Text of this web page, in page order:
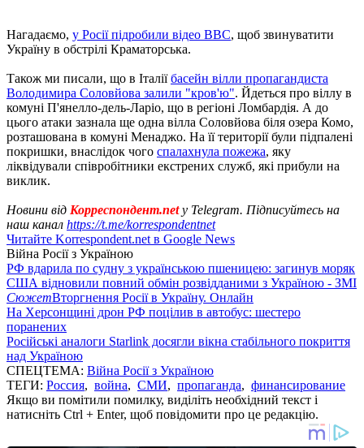
Нагадаємо, у Росії підробили відео ВВС, щоб звинуватити
Україну в обстрілі Краматорська.
Також ми писали, що в Італіїбасейн вілли пропагандиста
Володимира Соловйова залили "кров'ю". Йдеться про віллу в
комуні П'янелло-дель-Ларіо, що в регіоні Ломбардія. А до
цього атаки зазнала ще одна вілла Соловйова біля озера Комо,
розташована в комуні Менаджо. На її території були підпалені
покришки, внаслідок чого спалахнула пожежа, яку
ліквідували співробітники екстрених служб, які прибули на
виклик.
Новини від Корреспондент.netу Telegram. Підписуйтесь на
наш канал https://t.me/korrespondentnet
Читайте Korrespondent.net в Google News
Війна Росії з Україною
РФ вдарила по судну з українською пшеницею: загинув моряк
США відновили повний обмін розвідданими з Україною - ЗМІ
СюжетВторгнення Росії в Україну. Онлайн
На Херсонщині дрон РФ поцілив в автобус: шестеро
поранених
Російські аналоги Starlink досягли вікна стабільного покриття
над Україною
СПЕЦТЕМА: Війна Росії з Україною
ТЕГИ: Россия, война, СМИ, пропаганда, финансирование
Якщо ви помітили помилку, виділіть необхідний текст і
натисніть Ctrl + Enter, щоб повідомити про це редакцію.